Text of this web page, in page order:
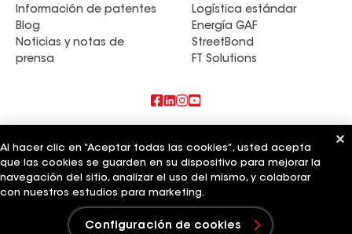
Información de patentes
Blog
Noticias y notas de
prensa
Logística estándar
Energía GAF
StreetBond
FT Solutions
Cómo elegir las tejas para techos
Materiales para techos residenciales
Materiales para techos de GAF
Términos de uso Términos del contratistaAviso de privacidad
Al hacer clic en “Aceptar todas las cookies”, usted acepta
que las cookies se guarden en su dispositivo para mejorar la
navegación del sitio, analizar el uso del mismo, y colaborar
con nuestros estudios para marketing.
Configuración de cookies